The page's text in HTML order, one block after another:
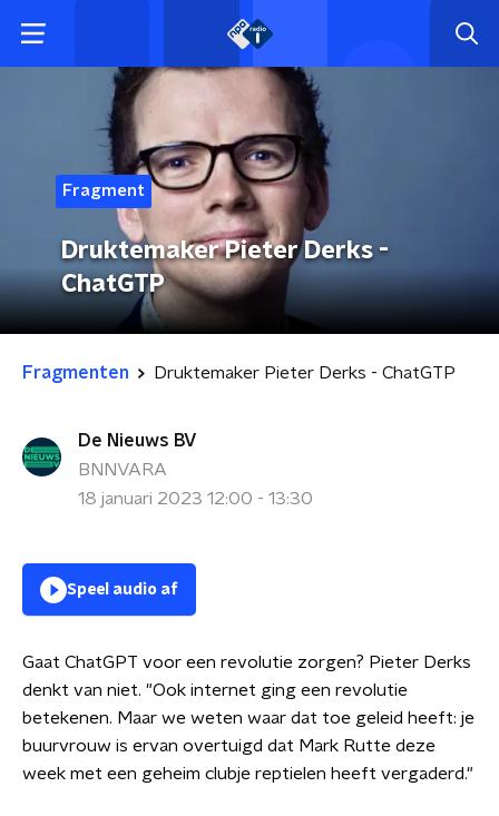
Fragment
Druktemaker Pieter Derks -
ChatGTP
Fragmenten Druktemaker Pieter Derks - ChatGTP
De Nieuws BV
BNNVARA
18 januari 2023 12:00 - 13:30
Speel audio af
Gaat ChatGPT voor een revolutie zorgen? Pieter Derks
denkt van niet. "Ook internet ging een revolutie
betekenen. Maar we weten waar dat toe geleid heeft: je
buurvrouw is ervan overtuigd dat Mark Rutte deze
week met een geheim clubje reptielen heeft vergaderd."